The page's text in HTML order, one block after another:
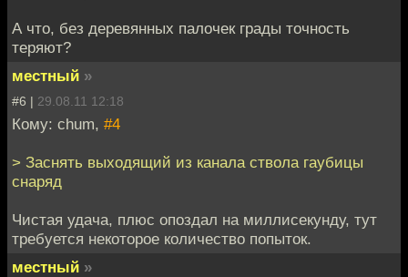
А что, без деревянных палочек грады точность
теряют?
местный »
#6 | 29.08.11 12:18
Кому: chum, #4
> Заснять выходящий из канала ствола гаубицы
снаряд
Чистая удача, плюс опоздал на миллисекунду, тут
требуется некоторое количество попыток.
местный »